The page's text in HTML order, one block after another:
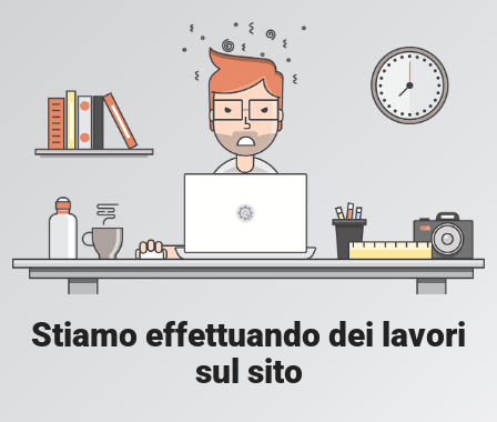
Stiamo effettuando dei lavori
sul sito